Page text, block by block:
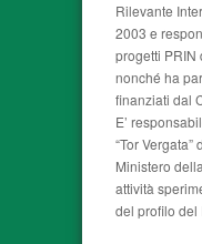
Rilevante
2003 e
progetti PRIN
nonché ha
finanziati dal
E’
“Tor
Ministero
attività
del profilo del